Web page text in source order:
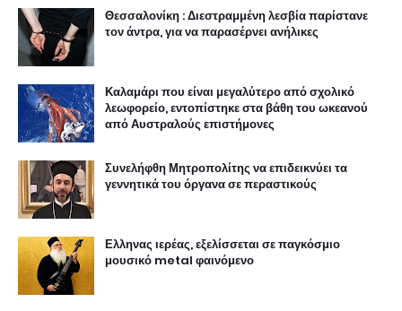
Θεσσαλονίκη : Διεστραμμένη λεσβία παρίστανε
τον άντρα, για να παρασέρνει ανήλικες
Καλαμάρι που είναι μεγαλύτερο από σχολικό
λεωφορείο, εντοπίστηκε στα βάθη του ωκεανού
από Αυστραλούς επιστήμονες
Συνελήφθη Μητροπολίτης να επιδεικνύει τα
γεννητικά του όργανα σε περαστικούς
Ελληνας ιερέας, εξελίσσεται σε παγκόσμιο
μουσικό metal φαινόμενο